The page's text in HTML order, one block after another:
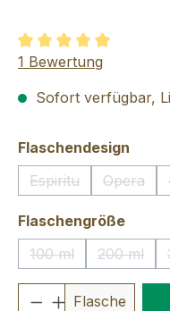
Durchschnittliche
1 Bewertung
Sofort verfügbar,
Flaschendesign
Espiritu
(Diese Option ist
Opera
(Diese
Flaschengröße
100 ml
(Diese Option ist
200 ml
(Diese
Produkt
Flasche